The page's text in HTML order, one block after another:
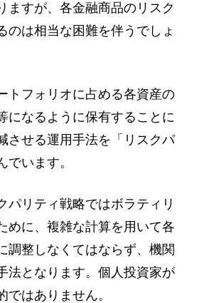
ますが、各金融商品のリスク
のは相当な困難を伴うでしょ
トフォリオに占める各資産の
になるように保有することに
させる運用手法を「リスクパ
でいます。
リティ戦略ではボラティリ
めに、複雑な計算を用いて各
調整しなくてはならず、機関
法となります。個人投資家が
ではありません。